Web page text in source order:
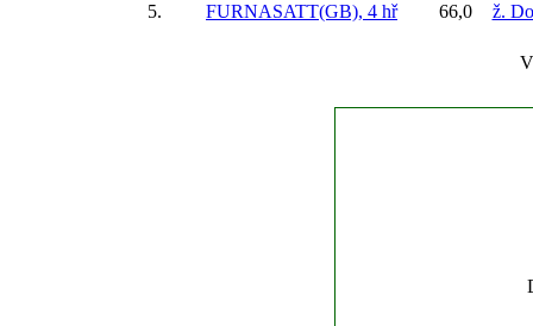
5.
FURNASATT(GB), 4 hř 66,0 ž.